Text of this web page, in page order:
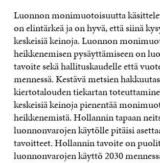
Luonnon monimuotoisuutta
on elintärkeä ja on hyvä, että siinä
keskeisiä keinoja. Luonnon
heikkenemisen pysäyttämiseen on
tavoite sekä hallituskaudelle että
mennessä. Kestävä metsien
kiertotalouden tiekartan
keskeisiä keinoja pienentää
heikkenemistä. Hollannin tapaan
luonnonvarojen käytölle pitäisi
tavoitteet. Hollannin tavoite on
luonnonvarojen käyttö 2030